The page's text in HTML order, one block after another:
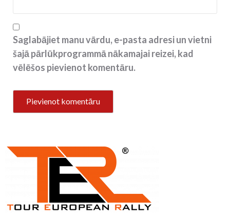
Saglabājiet manu vārdu, e-pasta adresi un vietni
šajā pārlūkprogrammā nākamajai reizei, kad
vēlēšos pievienot komentāru.